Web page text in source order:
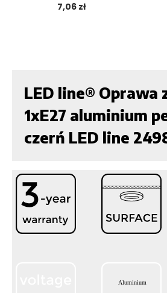
7,06 zł
LED line® Oprawa
1xE27 aluminium
czerń LED line